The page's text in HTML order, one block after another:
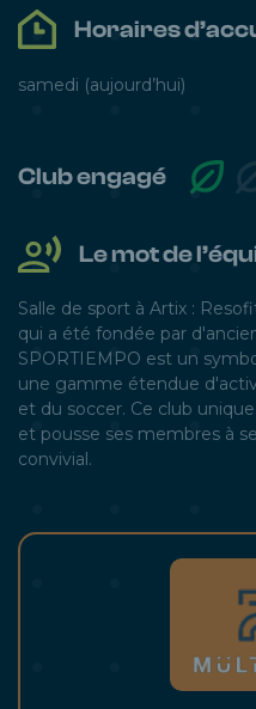
Mardi
Dimanche
Horaires
samedi (aujourd’hui)
Mercredi
Jeudi
30
Vendredi
30
samedi
Club engagé
Le mot de
Salle de sport à Artix :
qui a été fondée par
SPORTIEMPO est un
une gamme étendue
et du soccer. Ce club
et pousse ses membres à
convivial.